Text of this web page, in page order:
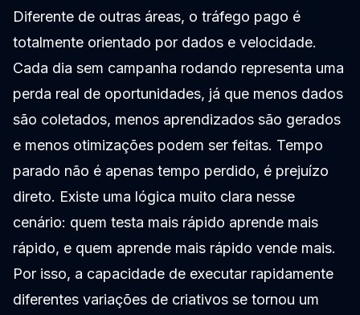
Diferente de outras áreas, o tráfego pago é
totalmente orientado por dados e velocidade.
Cada dia sem campanha rodando representa uma
perda real de oportunidades, já que menos dados
são coletados, menos aprendizados são gerados
e menos otimizações podem ser feitas. Tempo
parado não é apenas tempo perdido, é prejuízo
direto. Existe uma lógica muito clara nesse
cenário: quem testa mais rápido aprende mais
rápido, e quem aprende mais rápido vende mais.
Por isso, a capacidade de executar rapidamente
diferentes variações de criativos se tornou um